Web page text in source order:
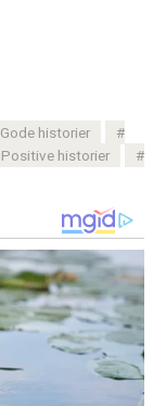
Gode ​​historier
Positive historier